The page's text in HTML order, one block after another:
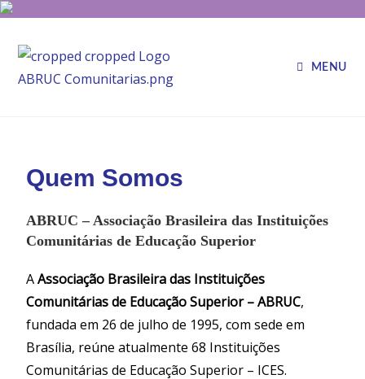
MENU
Quem Somos
ABRUC – Associação Brasileira das Instituições
Comunitárias de Educação Superior
AAssociação Brasileira das Instituições
Comunitárias de Educação Superior – ABRUC,
fundada em 26 de julho de 1995, com sede em
Brasília, reúne atualmente 68 Instituições
Comunitárias de Educação Superior – ICES.